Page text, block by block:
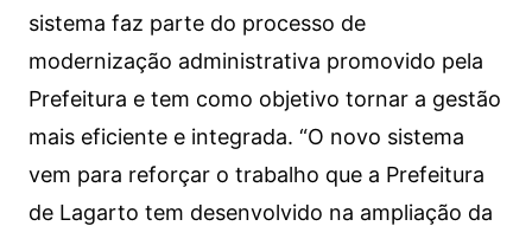
sistema faz parte do processo de
modernização administrativa promovido pela
Prefeitura e tem como objetivo tornar a gestão
mais eficiente e integrada. “O novo sistema
vem para reforçar o trabalho que a Prefeitura
de Lagarto tem desenvolvido na ampliação da